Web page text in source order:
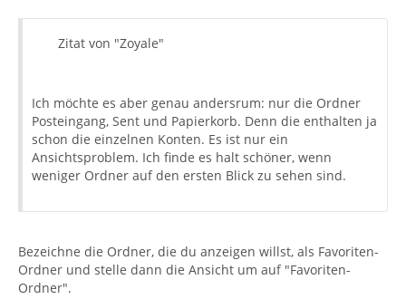
Zitat von "Zoyale"
Ich möchte es aber genau andersrum: nur die Ordner
Posteingang, Sent und Papierkorb. Denn die enthalten ja
schon die einzelnen Konten. Es ist nur ein
Ansichtsproblem. Ich finde es halt schöner, wenn
weniger Ordner auf den ersten Blick zu sehen sind.
Bezeichne die Ordner, die du anzeigen willst, als Favoriten-
Ordner und stelle dann die Ansicht um auf "Favoriten-
Ordner".